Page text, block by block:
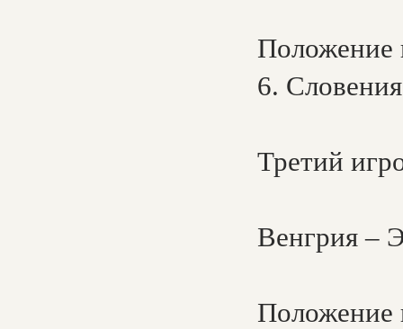
Положение
6.
Третий
Венгрия –
Положение